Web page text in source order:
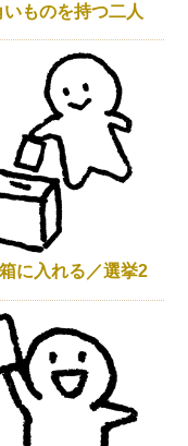
いものを持つ二人
に入れる／選挙2